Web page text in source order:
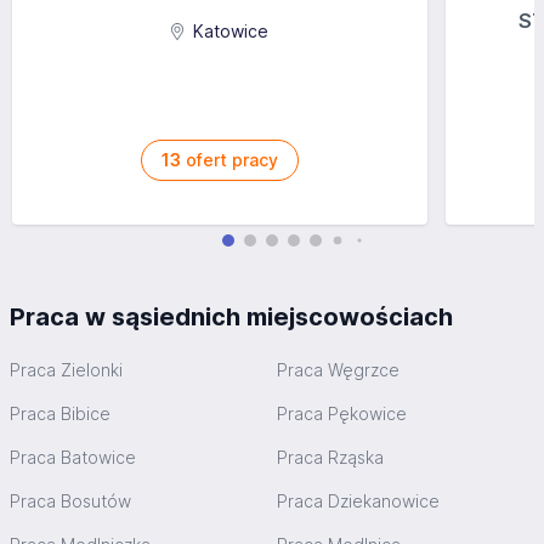
Możliwość podwyższania kwalifikacji zawodowych na
Katowice
13 ofert pracy
Praca w sąsiednich miejscowościach
Praca Zielonki Praca Węgrzce
Praca Bibice Praca Pękowice
Praca Batowice Praca Rząska
Praca Bosutów Praca Dziekanowice